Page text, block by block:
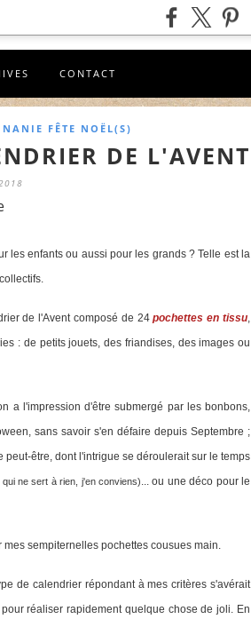
CONTACT
NANIE FÊTE NOËL(S)
DE L'AVENT
les enfants ou aussi pour les grands ? Telle est la
de l'Avent composé de 24pochettes en tissu,
: de petits jouets, des friandises, des images ou
a l'impression d'être submergé par les bonbons,
sans savoir s'en défaire depuis Septembre ;
être, dont l'intrigue se déroulerait sur le temps
ne sert à rien, j'en conviens)... ou une déco pour le
sempiternelles pochettes cousues main.
de calendrier répondant à mes critères s'avérait
réaliser rapidement quelque chose de joli. En